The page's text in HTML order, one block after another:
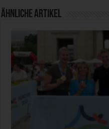
Ähnliche Artikel